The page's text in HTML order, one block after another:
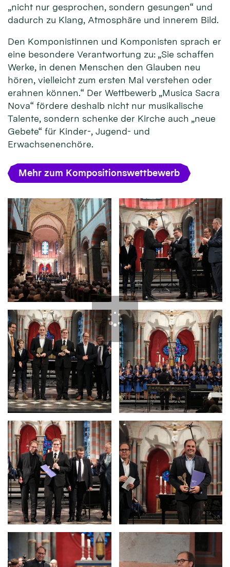
„nicht nur gesprochen, sondern gesungen“ und
dadurch zu Klang, Atmosphäre und innerem Bild.
Den Komponistinnen und Komponisten sprach er
eine besondere Verantwortung zu: „Sie schaffen
Werke, in denen Menschen den Glauben neu
hören, vielleicht zum ersten Mal verstehen oder
erahnen können.“ Der Wettbewerb „Musica Sacra
Nova“ fördere deshalb nicht nur musikalische
Talente, sondern schenke der Kirche auch „neue
Gebete“ für Kinder-, Jugend- und
Erwachsenenchöre.
Mehr zum Kompositionswettbewerb